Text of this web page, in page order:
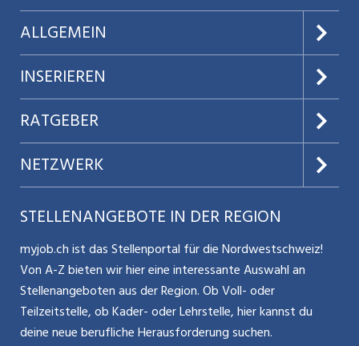
ALLGEMEIN
Über uns
AGB
Datenschutz
Nutzungsbedingungen
Glossar
Kontakt
Impressum
INSERIEREN
Preise & Leistungen
Jobs verwalten
Benutzermanual
Bewerber-Cockpit
RATGEBER
Teilzeit / Flexible Arbeitsmodelle
Mitarbeiter 50+ / Pensionierung
Karriere allgemein
NETZWERK
Aargauerzeitung.ch
CH Media
ostjob.ch
zentraljob.ch
STELLENANGEBOTE IN DER REGION
myjob.ch ist das Stellenportal für die Nordwestschweiz!
Von A-Z bieten wir hier eine interessante Auswahl an
Stellenangeboten aus der Region. Ob Voll- oder
Teilzeitstelle, ob Kader- oder Lehrstelle, hier kannst du
deine neue berufliche Herausforderung suchen.